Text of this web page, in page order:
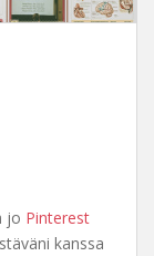
jo Pinterest
kanssa